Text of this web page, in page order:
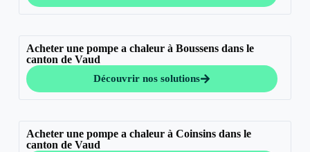
Acheter une pompe a chaleur à Boussens dans le
canton de Vaud
Découvrir nos solutions
Acheter une pompe a chaleur à Coinsins dans le
canton de Vaud